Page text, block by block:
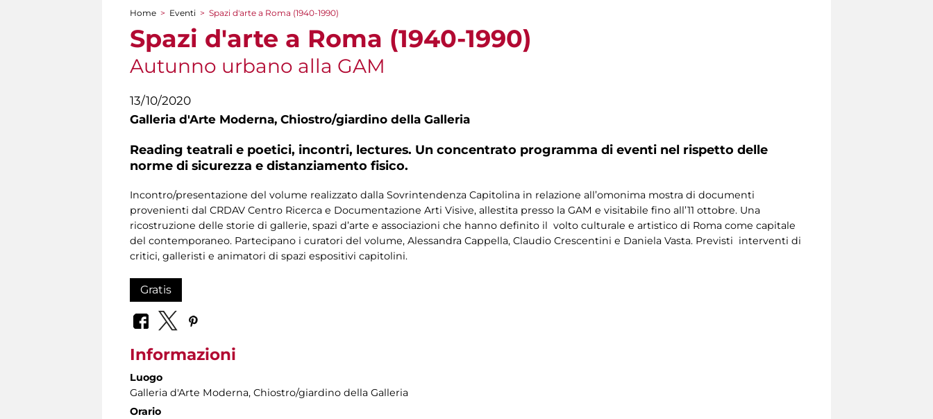
Tu sei qui
Home > Eventi > Spazi d'arte a Roma (1940-1990)
Spazi d'arte a Roma (1940-1990)
Autunno urbano alla GAM
13/10/2020
Galleria d'Arte Moderna, Chiostro/giardino della Galleria
Reading teatrali e poetici, incontri, lectures. Un concentrato programma di eventi nel rispetto delle
norme di sicurezza e distanziamento fisico.
Incontro/presentazione del volume realizzato dalla Sovrintendenza Capitolina in relazione all’omonima mostra di documenti
provenienti dal CRDAV Centro Ricerca e Documentazione Arti Visive, allestita presso la GAM e visitabile fino all’11 ottobre. Una
ricostruzione delle storie di gallerie, spazi d’arte e associazioni che hanno definito il volto culturale e artistico di Roma come capitale
del contemporaneo. Partecipano i curatori del volume, Alessandra Cappella, Claudio Crescentini e Daniela Vasta. Previsti interventi di
critici, galleristi e animatori di spazi espositivi capitolini.
Gratis
Informazioni
Luogo
Galleria d'Arte Moderna, Chiostro/giardino della Galleria
Orario